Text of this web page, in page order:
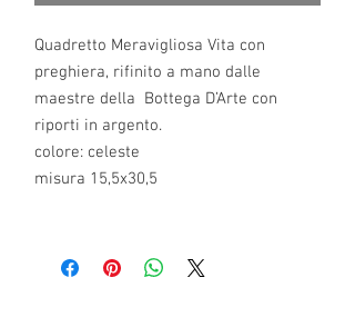
Quadretto Meravigliosa Vita con
preghiera, rifinito a mano dalle
maestre della Bottega D’Arte con
riporti in argento.
colore: celeste
misura 15,5x30,5